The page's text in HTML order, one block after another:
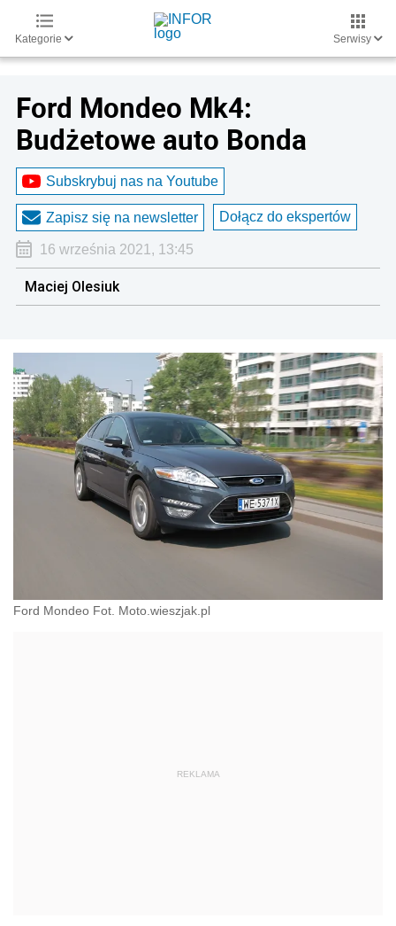
Kategorie Serwisy
Ford Mondeo Mk4:
Budżetowe auto Bonda
Subskrybuj nas na Youtube
Zapisz się na newsletter Dołącz do ekspertów
16 września 2021, 13:45
Maciej Olesiuk
Ford Mondeo Fot. Moto.wieszjak.pl